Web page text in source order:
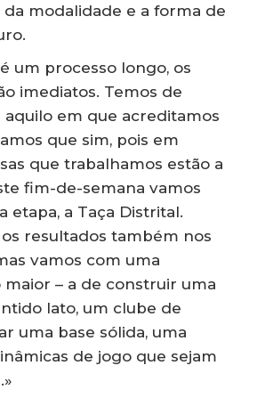
da modalidade e a forma de
um processo longo, os
imediatos. Temos de
em que acreditamos
que sim, pois em
que trabalhamos estão a
fim-de-semana vamos
etapa, a Taça Distrital.
resultados também nos
vamos com uma
maior – a de construir uma
lato, um clube de
uma base sólida, uma
de jogo que sejam